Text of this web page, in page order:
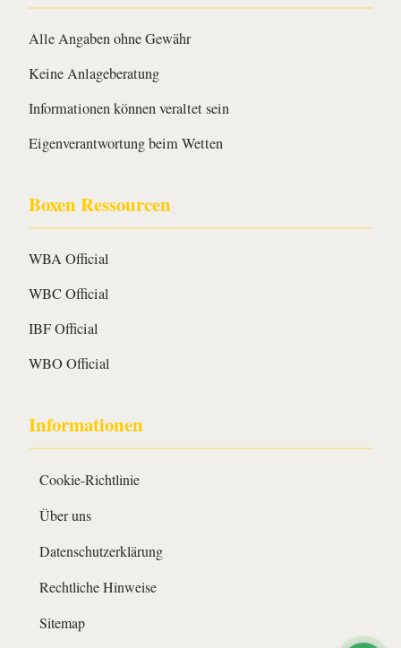
Alle Angaben ohne Gewähr
Keine Anlageberatung
Informationen können veraltet sein
Eigenverantwortung beim Wetten
Boxen Ressourcen
WBA Official
WBC Official
IBF Official
WBO Official
Informationen
Cookie-Richtlinie
Über uns
Datenschutzerklärung
Rechtliche Hinweise
Sitemap